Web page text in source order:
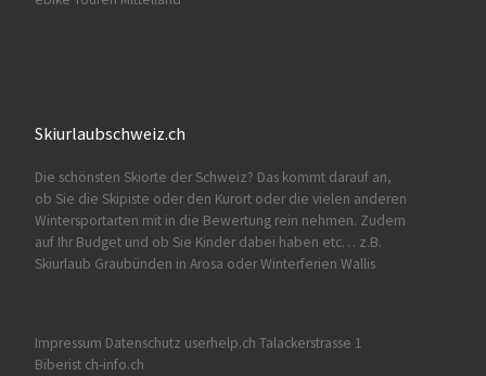
Skiurlaubschweiz.ch
Die schönsten Skiorte der Schweiz? Das kommt darauf an,
ob Sie die Skipiste oder den Kurort oder die vielen anderen
Wintersportarten mit in die Bewertung rein nehmen. Zudem
auf Ihr Budget und ob Sie Kinder dabei haben etc… z.B.
Skiurlaub Graubünden in Arosa oderWinterferien Wallis
Impressum Datenschutz userhelp.ch Talackerstrasse 1
Biberist ch-info.ch